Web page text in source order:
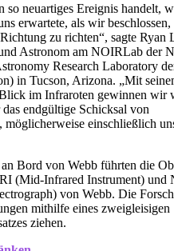
so neuartiges Ereignis handelt,
erwartete, als wir beschlossen,
zu richten“, sagte Ryan
Astronom am NOIRLab der
Research Laboratory
in Tucson, Arizona. „Mit
im Infraroten gewinnen wir
endgültige Schicksal von
möglicherweise einschließlich
Bord von Webb führten die
(Mid-Infrared Instrument) und
von Webb. Die
mithilfe eines zweigleisigen
ziehen.